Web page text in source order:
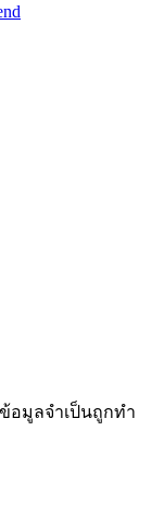
อมูลจำเป็นถูกทำ